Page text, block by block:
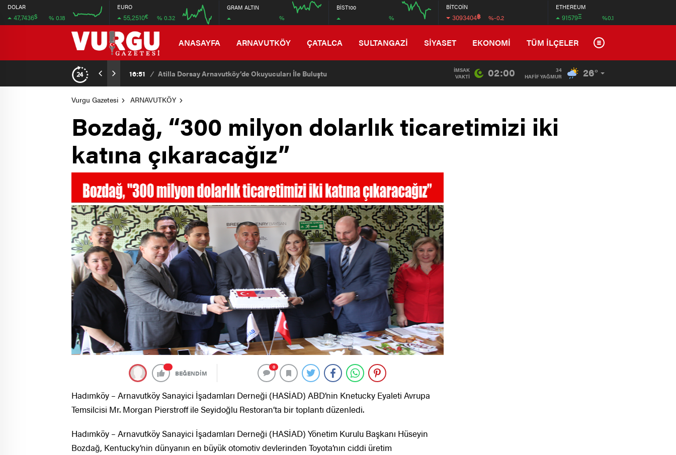
DOLAR
47,7436$ % 0.18
16:00 20:00
47.676
EURO
55,2510€ % 0.32
55.16
GRAM ALTIN
%
6608
BİST100
%
BİTCOİN
3093404฿ %-0.2
ETHEREUM
91579Ξ %0.1
ANASAYFA ARNAVUTKÖY ÇATALCA SULTANGAZİ SİYASET EKONOMİ TÜM İLÇELER
16:51 / Atilla Dorsay Arnavutköy’de Okuyucuları İle Buluştu 15:07 / Kaçak Yapılmak İstenen Lojistik Deposunu Belediye
İMSAK
VAKTI
02:00
34
HAFİF YAĞMUR
26°
Vurgu Gazetesi ARNAVUTKÖY
Bozdağ, “300 milyon dolarlık ticaretimizi iki
katına çıkaracağız”
BEĞENDİM
0
Hadımköy – Arnavutköy Sanayici İşadamları Derneği (HASİAD) ABD’nin Knetucky Eyaleti Avrupa
Temsilcisi Mr. Morgan Pierstroff ile Seyidoğlu Restoran’ta bir toplantı düzenledi.
Hadımköy – Arnavutköy Sanayici İşadamları Derneği (HASİAD) Yönetim Kurulu Başkanı Hüseyin
Bozdağ, Kentucky’nin dünyanın en büyük otomotiv devlerinden Toyota’nın ciddi üretim